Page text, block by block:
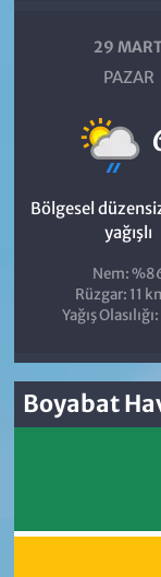
29
PAZAR
Bölgesel
yağışlı
Nem:
Rüzgar: 11
Yağış
Boyabat